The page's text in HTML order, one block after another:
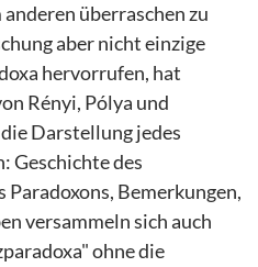
überraschen zu
aber nicht einzige
hervorrufen, hat
Rényi, Pólya und
Darstellung jedes
Geschichte des
Paradoxons, Bemerkungen,
versammeln sich auch
ohne die